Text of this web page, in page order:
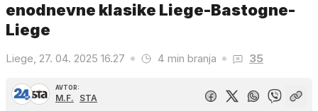
enodnevne klasike Liege-Bastogne-
Liege
Liege, 27. 04. 2025 16.27 4 min branja 35
AVTOR:
M.F. STA